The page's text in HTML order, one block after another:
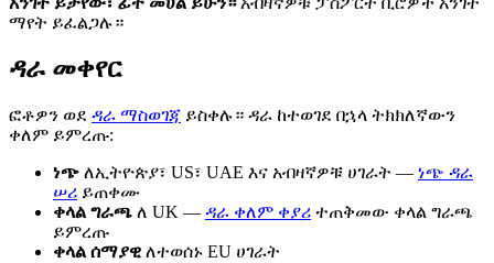
ማየት ይፈልጋሉ።
ዳራ መቀየር
ፎቶዎን ወደ ዳራ ማስወገጃ ይስቀሉ። ዳራ ከተወገደ በኋላ ትክክለኛውን
ቀለም ይምረጡ:
ነጭ ለኢትዮጵያ፣ US፣ UAE እና አብዛኛዎቹ ሀገራት — ነጭ ዳራ
ሠሪ ይጠቀሙ
ቀላል ግራጫ ለ UK — ዳራ ቀለም ቀያሪ ተጠቅመው ቀላል ግራጫ
ይምረጡ
ቀላል ሰማያዊ ለተወሰኑ EU ሀገራት